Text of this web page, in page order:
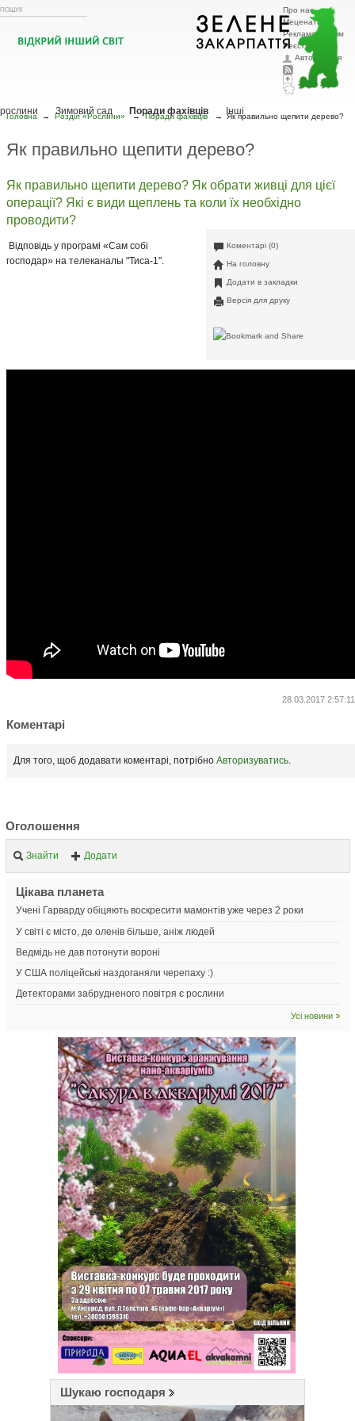
Головна → Розділ «Рослини» → Поради фахівців → Як правильно щепити дерево?
Як правильно щепити дерево?
Як правильно щепити дерево? Як обрати живці для цієї
операції? Які є види щеплень та коли їх необхідно
проводити?
Коментарі (0)
На головну
Додати в закладки
Версія для друку
Відповідь у програмі «Сам собі
господар» на телеканалы "Тиса-1".
28.03.2017 2:57:11
Коментарі
Для того, щоб додавати коментарі, потрібноАвторизуватись.
Оголошення
Знайти Додати
Цікава планета
Учені Гарварду обіцяють воскресити мамонтів уже через 2 роки
У світі є місто, де оленів більше, аніж людей
Ведмідь не дав потонути вороні
У США поліцейські наздоганяли черепаху :)
Детекторами забрудненого повітря є рослини
Усі новини
Шукаю господаря
Про нас
Меценатам
Рекламодавцям
Реєстрація
Авторизація
Ландшафтний
Екзотичні
рослини
Зимовий сад Поради фахівців Інші